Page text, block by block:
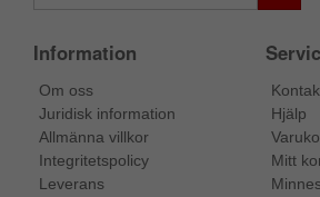
Information
Om oss
Juridisk information
Allmänna villkor
Integritetspolicy
Leverans
Hjälp
Mitt